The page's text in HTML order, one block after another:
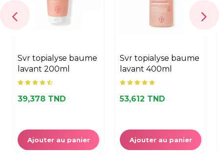
svr topialyse baume
lavant 200ml
39,378 TND
Ajouter au panier
svr topialyse baume
lavant 400ml
53,612 TND
Ajouter au panier